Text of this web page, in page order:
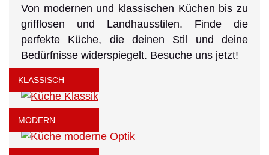
Von modernen und klassischen Küchen bis zu
grifflosen und Landhausstilen. Finde die
perfekte Küche, die deinen Stil und deine
Bedürfnisse widerspiegelt. Besuche uns jetzt!
KLASSISCH
MODERN